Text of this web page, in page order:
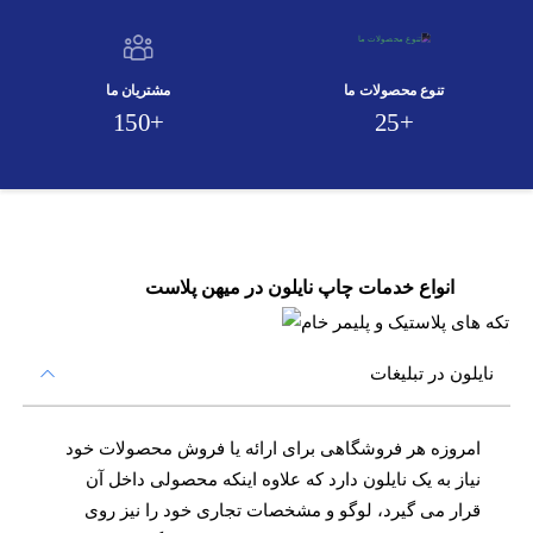
تنوع محصولات ما
+25
مشتریان ما
+150
انواع خدمات چاپ نایلون در میهن پلاست
نایلون در تبلیغات
امروزه هر فروشگاهی برای ارائه یا فروش محصولات خود
نیاز به یک نایلون دارد که علاوه اینکه محصولی داخل آن
قرار می گیرد، لوگو و مشخصات تجاری خود را نیز روی